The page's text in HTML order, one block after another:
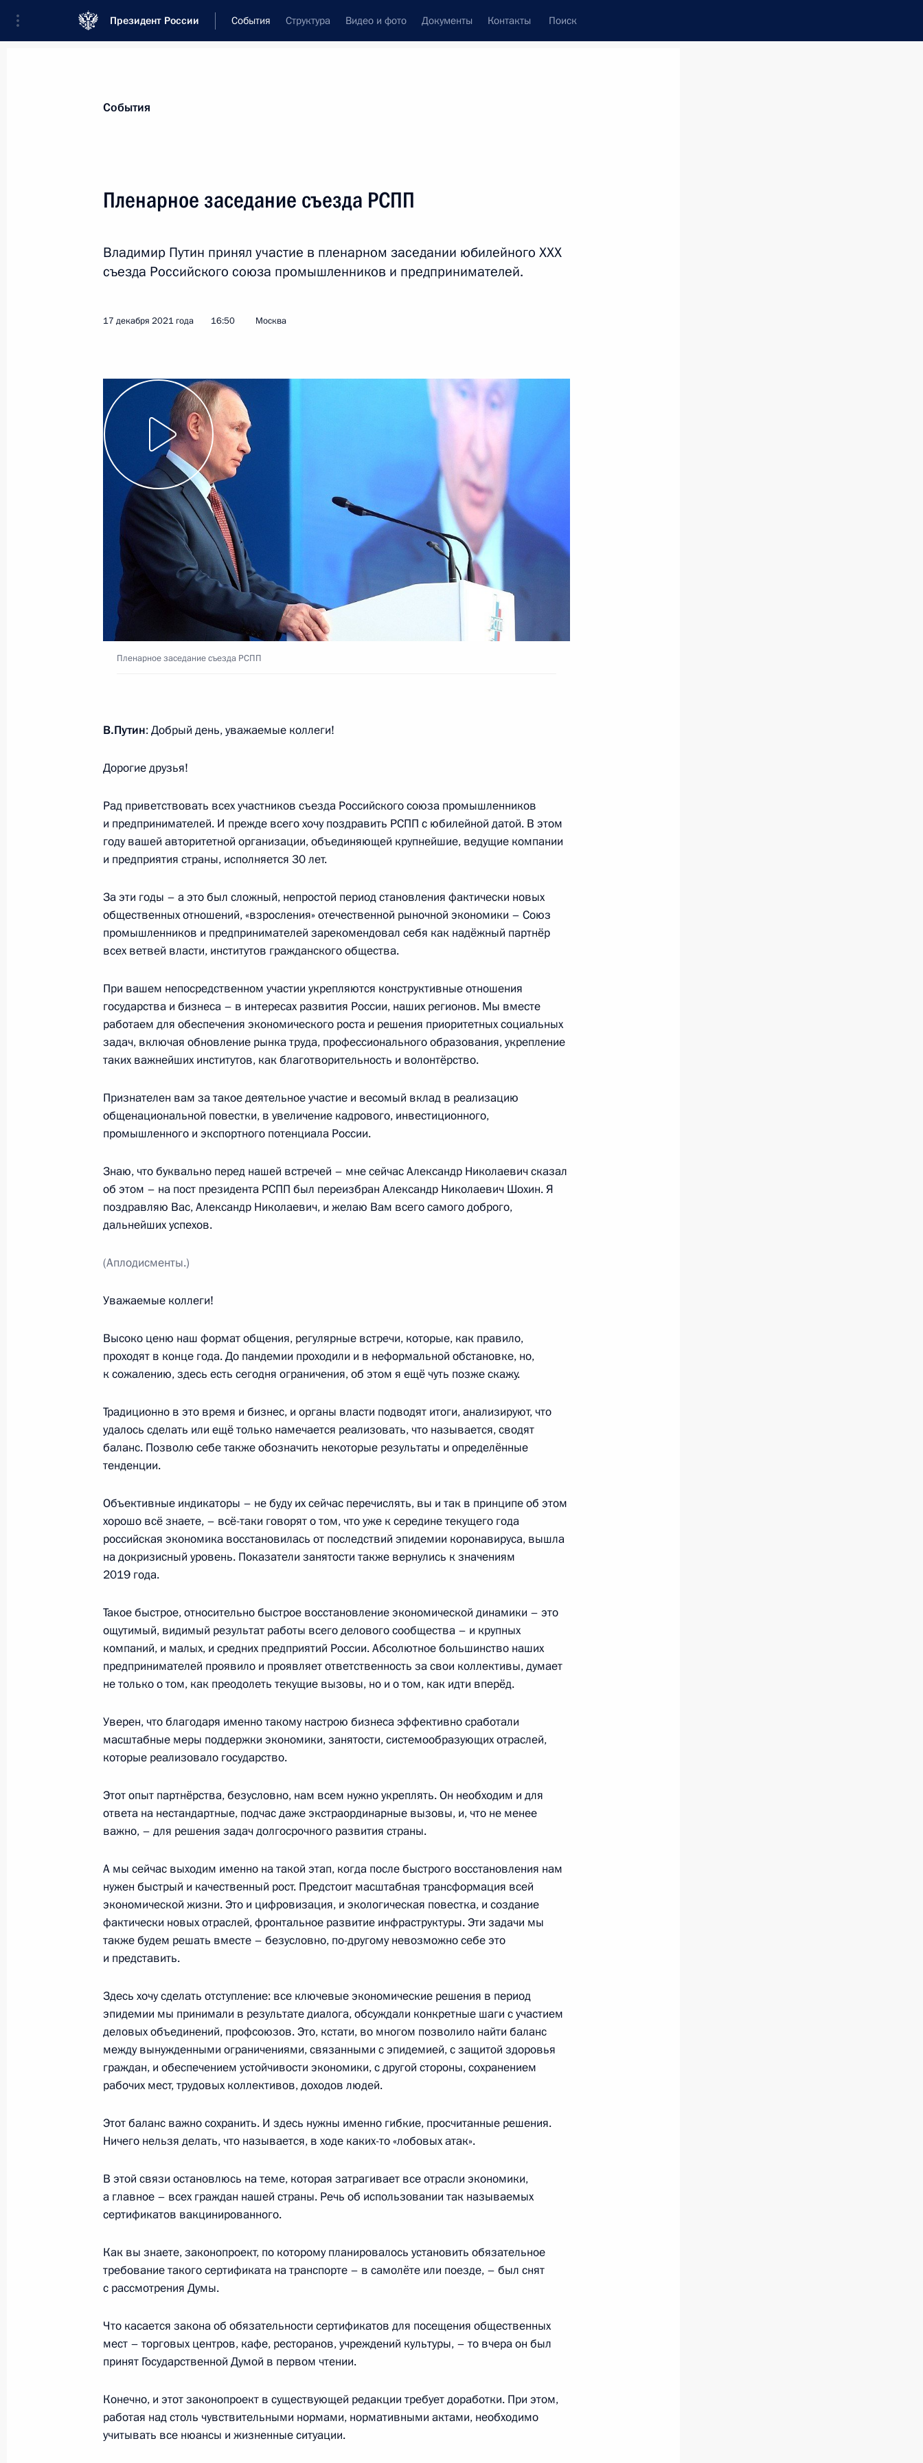
Президент России События Структура Видео и фото Документы Контакты Поиск
Новости
Алиевым
24 декабря 2021 года, 10:50
23 декабря 2021 года, четверг
23 декабря 2021 года, 16:10
22 декабря 2021 года, среда
Телефонный разговор с Премьер-министром Люксембурга
Ксавье Беттелем
22 декабря 2021 года, 18:15
Встреча с главой «Деловой России» Алексеем Репиком
22 декабря 2021 года, 14:05 Москва, Кремль
Опубликован список журналистов, аккредитованных для участия
21 декабря 2021 года, вторник
Совещание с постоянными членами Совета Безопасности
21 декабря 2021 года, 20:55 Москва, Кремль
Телефонный разговор с Федеральным канцлером Германии
Олафом Шольцем
21 декабря 2021 года, 19:05
Телефонный разговор с Президентом Франции Эммануэлем
Макроном
21 декабря 2021 года, 18:00
Владимир Путин поговорил по телефону с Марком Кобленевым
21 декабря 2021 года, 17:10
Ракетоносцы «Князь Олег» и «Новосибирск» приняты в состав
ВМФ России
21 декабря 2021 года, 16:10
20 декабря 2021 года, понедельник
Телефонный разговор с Премьер-министром Индии Нарендрой
Моди
20 декабря 2021 года, 14:50
Встреча с главой Промсвязьбанка Петром Фрадковым
20 декабря 2021 года, 13:45 Москва, Кремль
20 декабря 2021 года, 09:00
17 декабря 2021 года, пятница
Телефонный разговор с Папой Римским Франциском
17 декабря 2021 года, 19:00
Совещание с постоянными членами Совета Безопасности
17 декабря 2021 года, 18:10 Москва, Кремль
1
Пленарное заседание съезда РСПП
17 декабря 2021 года, 16:50 Москва
Встреча с главой АСИ Светланой Чупшевой
16 декабря 2021 года, 22:30 Москва
Заседание наблюдательного совета Агентства стратегических
Заявления для прессы по итогам российско-монгольских
переговоров
16 декабря 2021 года, 14:50 Москва, Кремль
16 декабря 2021 года, 10:00
События
Пленарное заседание съезда РСПП
Владимир Путин принял участие в пленарном заседании юбилейного XXX
съезда Российского союза промышленников и предпринимателей.
17 декабря 2021 года 16:50 Москва
Пленарное заседание съезда РСПП
В.Путин: Добрый день, уважаемые коллеги!
Дорогие друзья!
Рад приветствовать всех участников съезда Российского союза промышленников
и предпринимателей. И прежде всего хочу поздравить РСПП с юбилейной датой. В этом
году вашей авторитетной организации, объединяющей крупнейшие, ведущие компании
и предприятия страны, исполняется 30 лет.
За эти годы – а это был сложный, непростой период становления фактически новых
общественных отношений, «взросления» отечественной рыночной экономики – Союз
промышленников и предпринимателей зарекомендовал себя как надёжный партнёр
всех ветвей власти, институтов гражданского общества.
При вашем непосредственном участии укрепляются конструктивные отношения
государства и бизнеса – в интересах развития России, наших регионов. Мы вместе
работаем для обеспечения экономического роста и решения приоритетных социальных
задач, включая обновление рынка труда, профессионального образования, укрепление
таких важнейших институтов, как благотворительность и волонтёрство.
Признателен вам за такое деятельное участие и весомый вклад в реализацию
общенациональной повестки, в увеличение кадрового, инвестиционного,
промышленного и экспортного потенциала России.
Знаю, что буквально перед нашей встречей – мне сейчас Александр Николаевич сказал
об этом – на пост президента РСПП был переизбран Александр Николаевич Шохин. Я
поздравляю Вас, Александр Николаевич, и желаю Вам всего самого доброго,
дальнейших успехов.
(Аплодисменты.)
Уважаемые коллеги!
Высоко ценю наш формат общения, регулярные встречи, которые, как правило,
проходят в конце года. До пандемии проходили и в неформальной обстановке, но,
к сожалению, здесь есть сегодня ограничения, об этом я ещё чуть позже скажу.
Традиционно в это время и бизнес, и органы власти подводят итоги, анализируют, что
удалось сделать или ещё только намечается реализовать, что называется, сводят
баланс. Позволю себе также обозначить некоторые результаты и определённые
тенденции.
Объективные индикаторы – не буду их сейчас перечислять, вы и так в принципе об этом
хорошо всё знаете, – всё-таки говорят о том, что уже к середине текущего года
российская экономика восстановилась от последствий эпидемии коронавируса, вышла
на докризисный уровень. Показатели занятости также вернулись к значениям
2019 года.
Такое быстрое, относительно быстрое восстановление экономической динамики – это
ощутимый, видимый результат работы всего делового сообщества – и крупных
компаний, и малых, и средних предприятий России. Абсолютное большинство наших
предпринимателей проявило и проявляет ответственность за свои коллективы, думает
не только о том, как преодолеть текущие вызовы, но и о том, как идти вперёд.
Уверен, что благодаря именно такому настрою бизнеса эффективно сработали
масштабные меры поддержки экономики, занятости, системообразующих отраслей,
которые реализовало государство.
Этот опыт партнёрства, безусловно, нам всем нужно укреплять. Он необходим и для
ответа на нестандартные, подчас даже экстраординарные вызовы, и, что не менее
важно, – для решения задач долгосрочного развития страны.
А мы сейчас выходим именно на такой этап, когда после быстрого восстановления нам
нужен быстрый и качественный рост. Предстоит масштабная трансформация всей
экономической жизни. Это и цифровизация, и экологическая повестка, и создание
фактически новых отраслей, фронтальное развитие инфраструктуры. Эти задачи мы
также будем решать вместе – безусловно, по-другому невозможно себе это
и представить.
Здесь хочу сделать отступление: все ключевые экономические решения в период
эпидемии мы принимали в результате диалога, обсуждали конкретные шаги с участием
деловых объединений, профсоюзов. Это, кстати, во многом позволило найти баланс
между вынужденными ограничениями, связанными с эпидемией, с защитой здоровья
граждан, и обеспечением устойчивости экономики, с другой стороны, сохранением
рабочих мест, трудовых коллективов, доходов людей.
Этот баланс важно сохранить. И здесь нужны именно гибкие, просчитанные решения.
Ничего нельзя делать, что называется, в ходе каких-то «лобовых атак».
В этой связи остановлюсь на теме, которая затрагивает все отрасли экономики,
а главное – всех граждан нашей страны. Речь об использовании так называемых
сертификатов вакцинированного.
Как вы знаете, законопроект, по которому планировалось установить обязательное
требование такого сертификата на транспорте – в самолёте или поезде, – был снят
с рассмотрения Думы.
Что касается закона об обязательности сертификатов для посещения общественных
мест – торговых центров, кафе, ресторанов, учреждений культуры, – то вчера он был
принят Государственной Думой в первом чтении.
Конечно, и этот законопроект в существующей редакции требует доработки. При этом,
работая над столь чувствительными нормами, нормативными актами, необходимо
учитывать все нюансы и жизненные ситуации.